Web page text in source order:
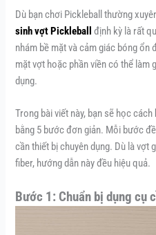
Dù bạn chơi Pickleball thường
sinh vợt Pickleball
định kỳ là rất
nhám bề mặt và cảm giác bóng ổn
mặt vợt hoặc phần viền có thể làm
dụng.
Trong bài viết này, bạn sẽ học cách
bằng 5 bước đơn giản. Mỗi bước
cần thiết bị chuyên dụng. Dù là
fiber, hướng dẫn này đều hiệu quả.
Bước 1: Chuẩn bị dụng cụ